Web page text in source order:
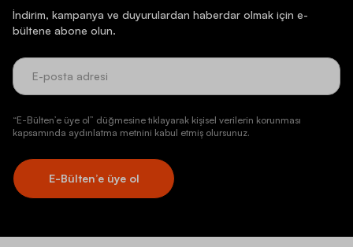
İndirim, kampanya ve duyurulardan haberdar olmak için e-
bültene abone olun.
“E-Bülten’e üye ol” düğmesine tıklayarak kişisel verilerin korunması
kapsamında aydınlatma metnini kabul etmiş olursunuz.
E-Bülten’e üye ol